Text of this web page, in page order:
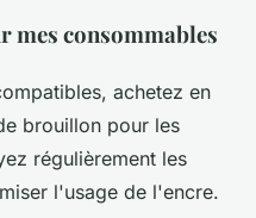
mes consommables
achetez en
brouillon pour les
régulièrement les
l'usage de l'encre.